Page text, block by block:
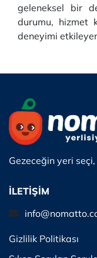
geleneksel bir
durumu, hizmet
deneyimi
Gezeceğin yeri
İLETİŞİM
Gizlilik Politikası